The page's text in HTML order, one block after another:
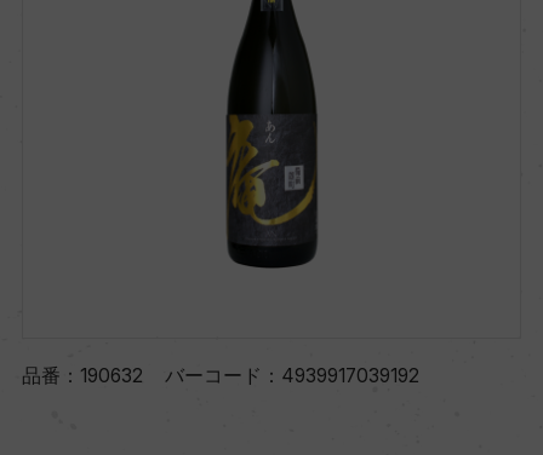
品番： 190632 バーコード： 4939917039192